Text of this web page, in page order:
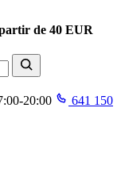
de 40 EUR
20:00
641 150